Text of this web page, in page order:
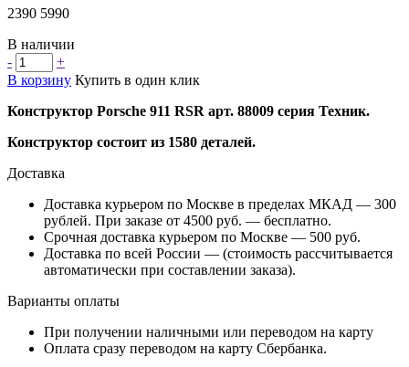
2390 5990
В наличии
-
+
В корзину Купить в один клик
Конструктор Porsche 911 RSR арт. 88009 серия Техник.
Конструктор состоит из 1580 деталей.
Доставка
Доставка курьером по Москве в пределах МКАД — 300
рублей. При заказе от 4500 руб. — бесплатно.
Срочная доставка курьером по Москве — 500 руб.
Доставка по всей России — (стоимость рассчитывается
автоматически при составлении заказа).
Варианты оплаты
При получении наличными или переводом на карту
Оплата сразу переводом на карту Сбербанка.